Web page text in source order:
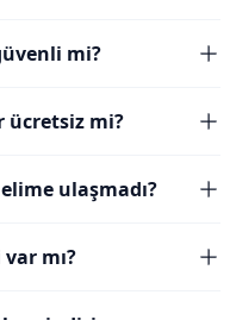
mi?
ücretsiz mi?
ulaşmadı?
mı?